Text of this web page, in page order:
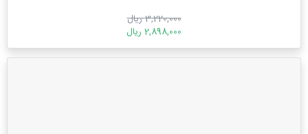
3,220,000 ریال
2,898,000 ریال